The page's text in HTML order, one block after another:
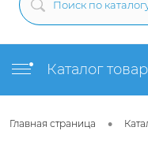
Каталог
Главная страница •